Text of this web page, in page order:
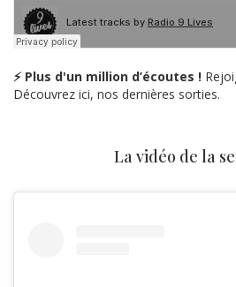
⚡ Plus d'un million d’écoutes !
Découvrez ici, nos dernières sorties.
La vidéo de la